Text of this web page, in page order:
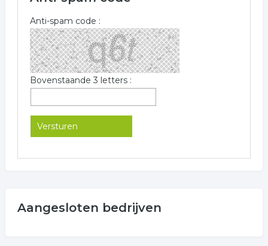
Anti-spam code :
Bovenstaande 3 letters :
Aangesloten bedrijven